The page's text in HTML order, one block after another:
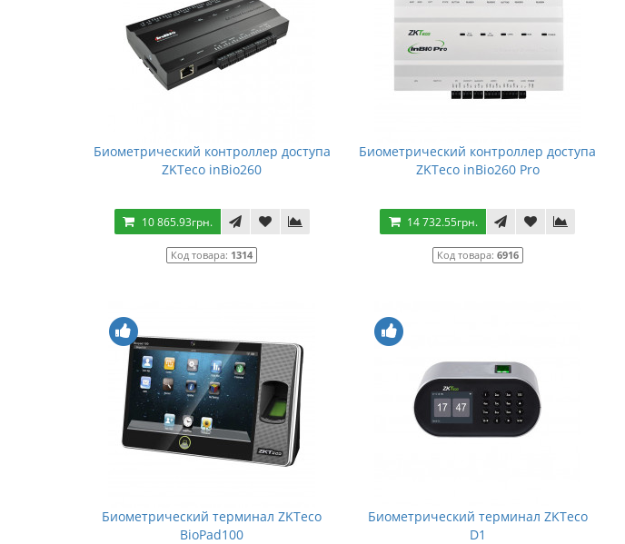
Биометрический контроллер доступа
ZKTeco inBio260
10 865.93грн.
Код товара: 1314
Биометрический контроллер доступа
ZKTeco inBio260 Pro
14 732.55грн.
Код товара: 6916
Биометрический терминал ZKTeco
BioPad100
Биометрический терминал ZKTeco
D1